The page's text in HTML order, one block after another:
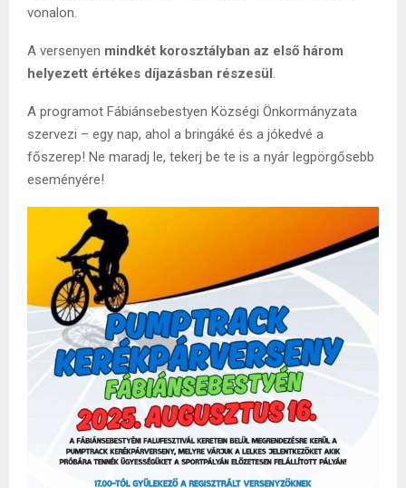
vonalon.
A versenyen mindkét korosztályban az első három
helyezett értékes díjazásban részesül.
A programot Fábiánsebestyen Községi Önkormányzata
szervezi – egy nap, ahol a bringáké és a jókedvé a
főszerep! Ne maradj le, tekerj be te is a nyár legpörgősebb
eseményére!